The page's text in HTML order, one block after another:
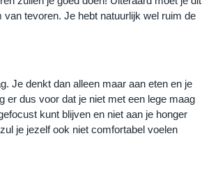
tevoren. Je hebt natuurlijk wel ruim de
Je denkt dan alleen maar aan eten en je
er dus voor dat je niet met een lege maag
kunt blijven en niet aan je honger
je jezelf ook niet comfortabel voelen